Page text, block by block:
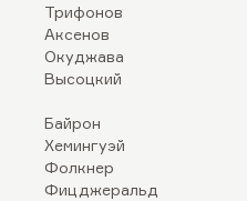
Трифонов
Аксенов
Окуджава
Высоцкий
Байрон
Хемингуэй
Фолкнер
Фицджеральд